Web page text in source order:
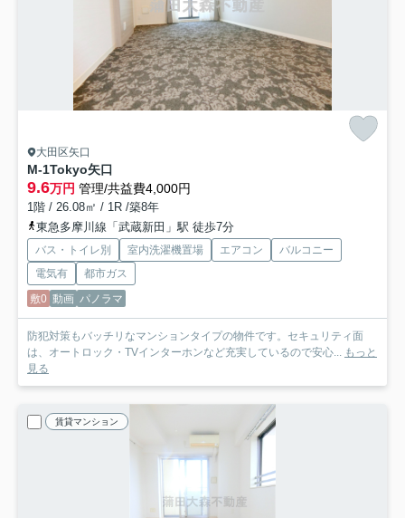
大田区矢口
M-1Tokyo矢口
9.6万円 管理/共益費4,000円
1階 / 26.08㎡ / 1R /築8年
東急多摩川線「武蔵新田」駅 徒歩7分
バス・トイレ別 室内洗濯機置場 エアコン
バルコニー
電気有
都市ガス
敷0 動画 パノラマ
防犯対策もバッチリなマンションタイプの物件です。セキュリティ面
は、オートロック・TVインターホンなど充実しているので安心... もっと
見る
賃貸マンション